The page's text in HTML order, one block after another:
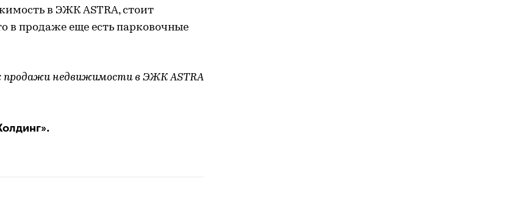
в ЭЖК ASTRA, стоит
в продаже еще есть парковочные
недвижимости в ЭЖК ASTRA